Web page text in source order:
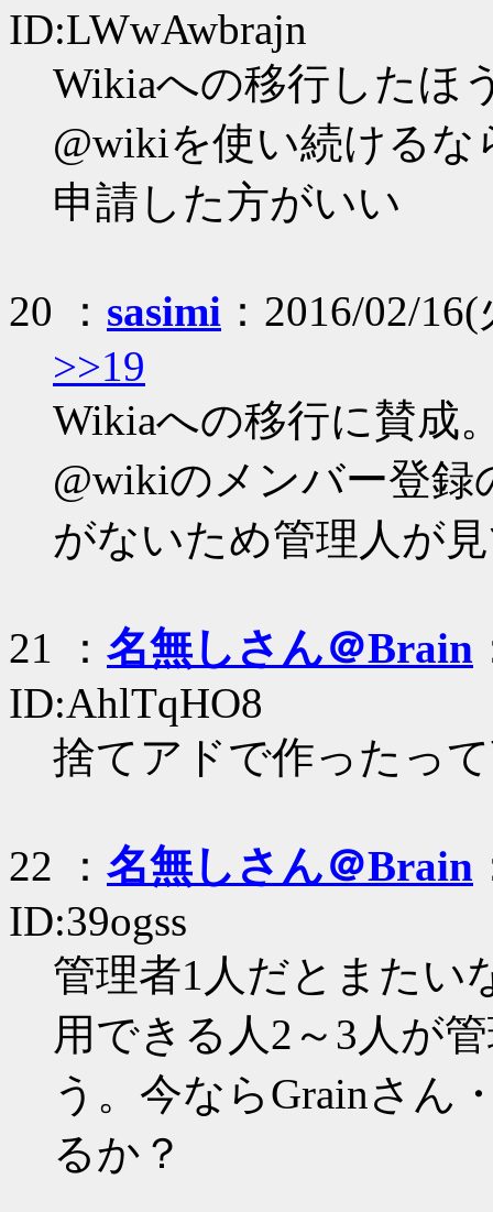
ID:LWwAwbrajn
Wikiaへの移行したほ
@wikiを使い続ける
申請した方がいい
20 ： sasimi ：2016/02/
>>19
Wikiaへの移行に賛成
@wikiのメンバー登
がないため管理人が
21 ： 名無しさん＠Brain
ID:AhlTqHO8
捨てアドで作ったっ
22 ： 名無しさん＠Brain
ID:39ogss
管理者1人だとまたい
用できる人2～3人が
う。今ならGrainさん
るか？